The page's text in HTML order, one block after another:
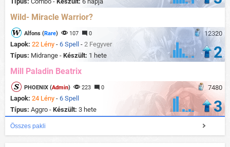
Wild- Miracle Warrior?
12320
Alfons (Rare) 107 0
Lapok: 22 Lény - 6 Spell - 2 Fegyver
Típus: Midrange - Készült: 1 hete 2
Mill Paladin Beatrix
7480
PHOENIX (Admin) 223 0
Lapok: 24 Lény - 6 Spell
Típus: Aggro - Készült: 3 hete 3
Összes pakli